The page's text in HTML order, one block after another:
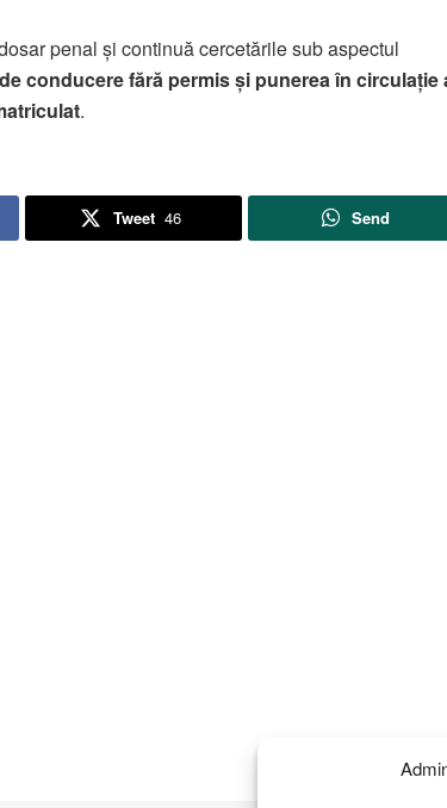
penal și continuă cercetările sub aspectul
conducere fără permis și punerea în circulație
.
Tweet 46 Send